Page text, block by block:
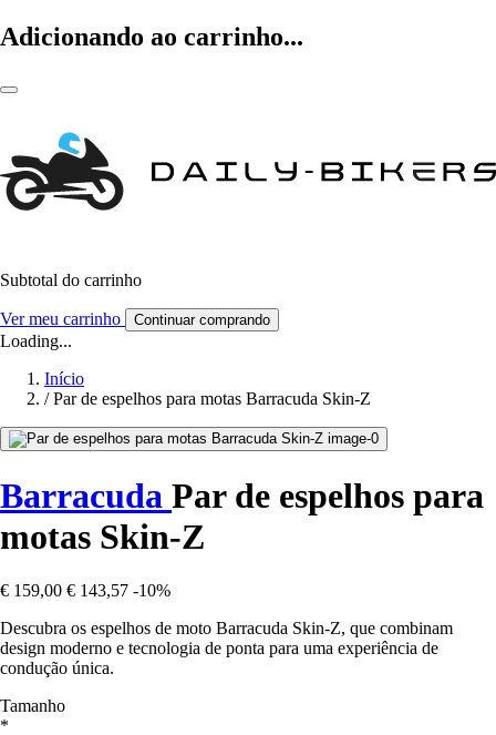
Adicionando ao carrinho...
Subtotal do carrinho
Ver meu carrinho Continuar comprando
Loading...
Início
/ Par de espelhos para motas Barracuda Skin-Z
Barracuda Par de espelhos para
motas Skin-Z
€ 159,00 € 143,57 -10%
Descubra os espelhos de moto Barracuda Skin-Z, que combinam
design moderno e tecnologia de ponta para uma experiência de
condução única.
Tamanho
*